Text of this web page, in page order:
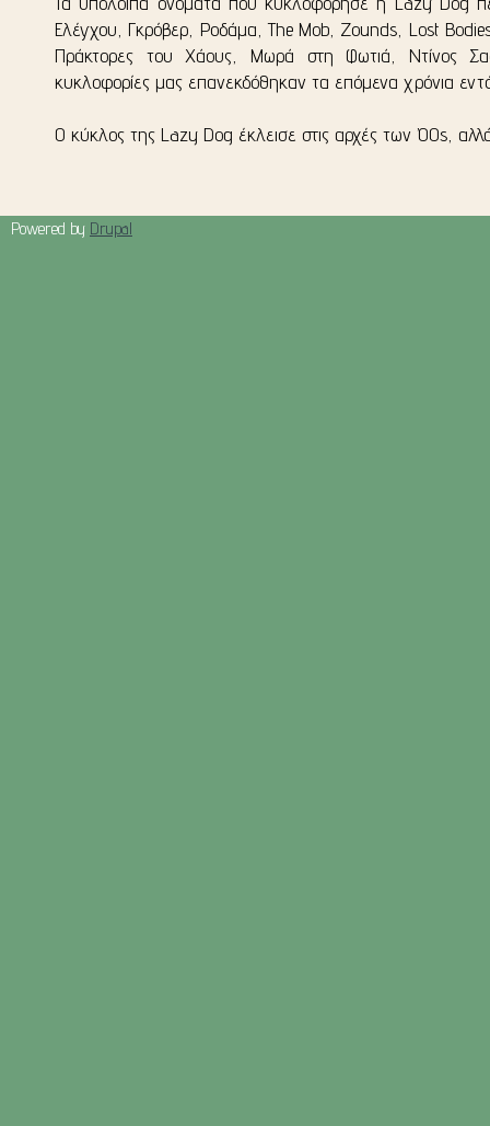
Ελέγχου, Γκρόβερ, Ροδάμα, The Mob, Zounds, Lost
Πράκτορες του Χάους, Μωρά στη Φωτιά, Ντίνος
κυκλοφορίες μας επανεκδόθηκαν τα επόμενα χρόνια
Ο κύκλος της Lazy Dog έκλεισε στις αρχές των ’00s,
Powered by Drupal